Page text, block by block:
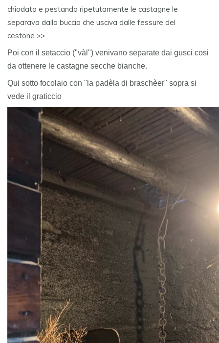
chiodata e pestando ripetutamente le castagne le
separava dalla buccia che usciva dalle fessure del
cestone.>>
Poi con il setaccio ("vàl") venivano separate dai gusci cosi
da ottenere le castagne secche bianche.
Qui sotto focolaio con "la padèla di braschèer" sopra si
vede il graticcio